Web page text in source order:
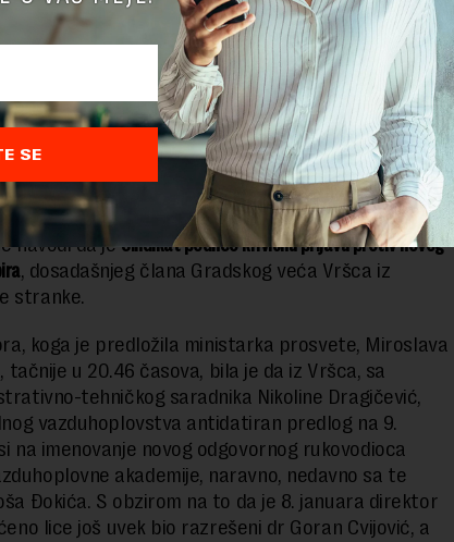
od 9. januara obustavljen je rad i tog centra.
obaveštavanja Direktorata civilnog
Srbije i EASA – Agencije Evropske unije za
o podnetim ostavkama odgovornih
protiv novog direktora
navodi da jeSindikat podneo krivičnu prijavu protiv novog
, dosadašnjeg člana Gradskog veća Vršca iz
stranke.
koga je predložila ministarka prosvete, Miroslava
tačnije u 20.46 časova, bila je da iz Vršca, sa
tehničkog saradnika Nikoline Dragičević,
vazduhoplovstva antidatiran predlog na 9.
na imenovanje novog odgovornog rukovodioca
akademije, naravno, nedavno sa te
Đokića. S obzirom na to da je 8. januara direktor
lice još uvek bio razrešeni dr Goran Cvijović, a
SE